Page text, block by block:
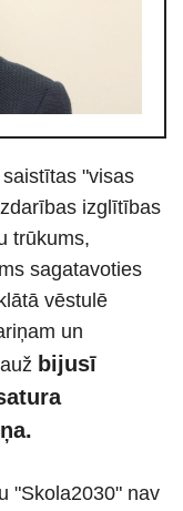
"visas
izglītības
trūkums,
sagatavoties
vēstulē
un
bijusī
"Skola2030" nav